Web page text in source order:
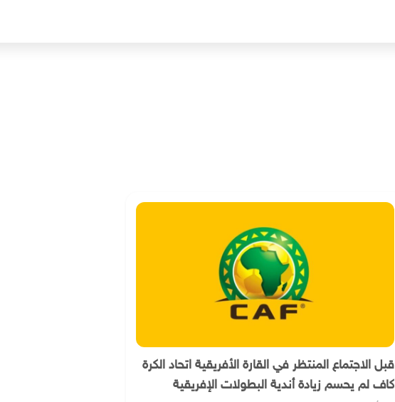
قبل الاجتماع المنتظر في القارة الأفريقية اتحاد الكرة
كاف لم يحسم زيادة أندية البطولات الإفريقية